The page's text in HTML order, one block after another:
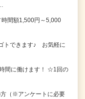
間額1,500円～5,000
トできます♪ お気軽に
間に働けます！ ☆1回の
（※アンケートに必要